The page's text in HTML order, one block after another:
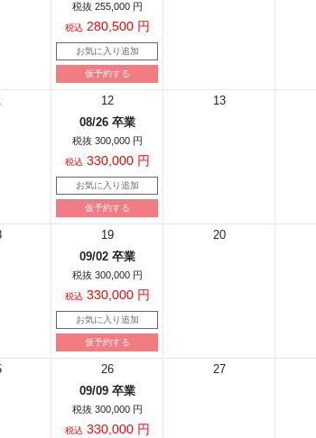
税抜 255,000 円
税込 280,500 円
お気に入り追加
仮予約する
12
08/26 卒業
税抜 300,000 円
税込 330,000 円
お気に入り追加
仮予約する
13
19
09/02 卒業
税抜 300,000 円
税込 330,000 円
お気に入り追加
仮予約する
20
26
09/09 卒業
税抜 300,000 円
税込 330,000 円
27